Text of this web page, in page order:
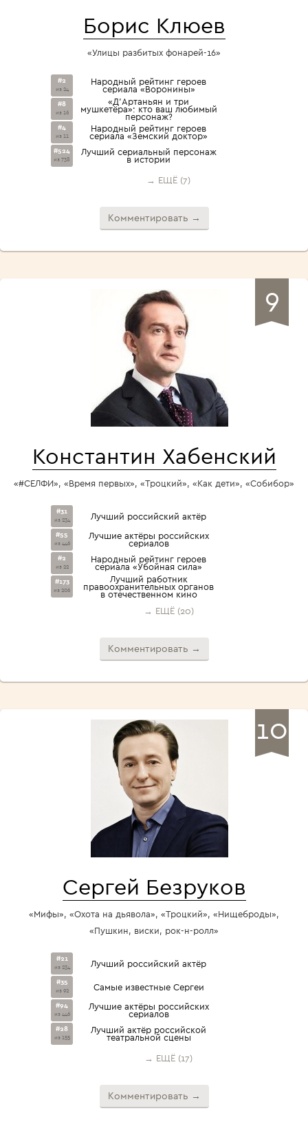
Борис Клюев
«Улицы разбитых фонарей-16»
#2
из 24
Народный рейтинг героев
сериала «Воронины»
#8
из 16
«Д’Артаньян и три
мушкетёра»: кто ваш любимый
персонаж?
#4
из 11
Народный рейтинг героев
сериала «Земский доктор»
#524
из 738
Лучший сериальный персонаж
в истории
→ ЕЩЁ (7)
Комментировать →
9
Константин Хабенский
«#СЕЛФИ», «Время первых», «Троцкий», «Как дети», «Собибор»
#31
из 234 Лучший российский актёр
#55
из 446
Лучшие актёры российских
сериалов
#2
из 22
Народный рейтинг героев
сериала «Убойная сила»
#173
из 206
Лучший работник
правоохранительных органов
в отечественном кино
→ ЕЩЁ (20)
Комментировать →
10
Сергей Безруков
«Мифы», «Охота на дьявола», «Троцкий», «Нищеброды»,
«Пушкин, виски, рок-н-ролл»
#21
из 234 Лучший российский актёр
#35
из 92 Самые известные Сергеи
#94
из 446
Лучшие актёры российских
сериалов
#28
из 155
Лучший актёр российской
театральной сцены
→ ЕЩЁ (17)
Комментировать →